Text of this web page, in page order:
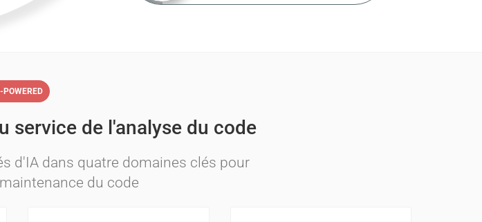
POWERED
service de l'analyse du code
d'IA dans quatre domaines clés pour
du code